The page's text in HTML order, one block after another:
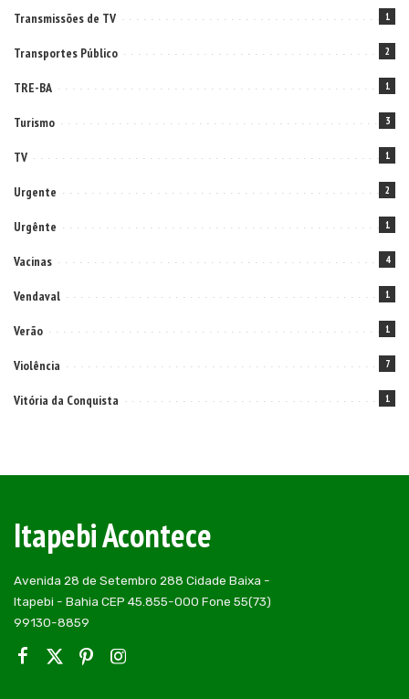
Transmissões de TV 1
Transportes Público 2
TRE-BA 1
Turismo 3
TV 1
Urgente 2
Urgênte 1
Vacinas 4
Vendaval 1
Verão 1
Violência 7
Vitória da Conquista 1
Itapebi Acontece
Avenida 28 de Setembro 288 Cidade Baixa -
Itapebi - Bahia CEP 45.855-000 Fone 55(73)
99130-8859